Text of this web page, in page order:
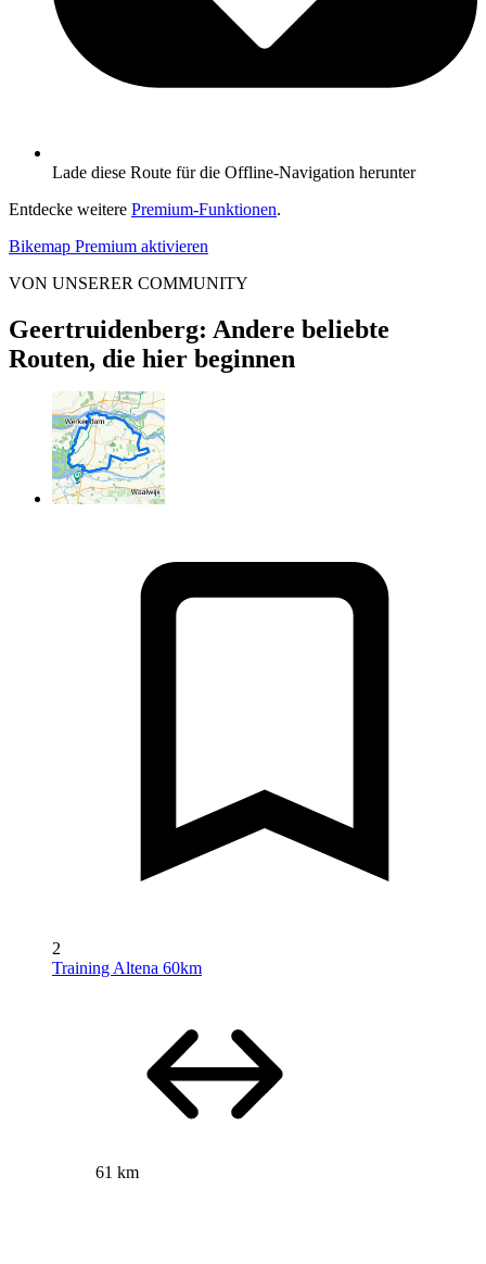
Lade diese Route für die Offline-Navigation herunter
Entdecke weitere Premium-Funktionen.
Bikemap Premium aktivieren
VON UNSERER COMMUNITY
Geertruidenberg: Andere beliebte
Routen, die hier beginnen
2
Training Altena 60km
61 km